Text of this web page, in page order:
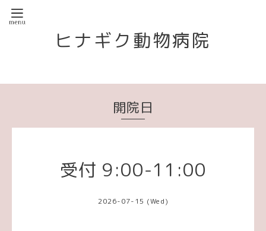
ヒナギク動物病院
開院日
受付 9:00-11:00
2026-07-15 (Wed)